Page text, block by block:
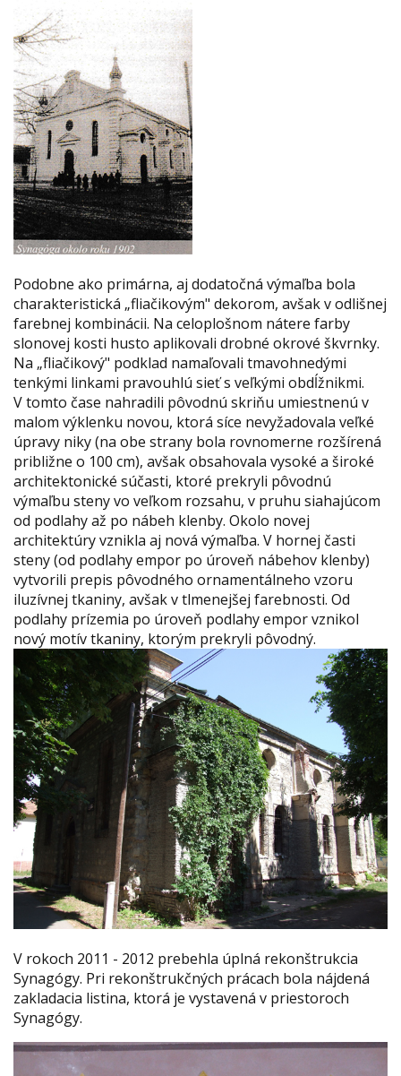
Podobne ako primárna, aj dodatočná výmaľba bola
charakteristická „fliačikovým" dekorom, avšak v odlišnej
farebnej kombinácii. Na celoplošnom nátere farby
slonovej kosti husto aplikovali drobné okrové škvrnky.
Na „fliačikový" podklad namaľovali tmavohnedými
tenkými linkami pravouhlú sieť s veľkými obdĺžnikmi.
V tomto čase nahradili pôvodnú skriňu umiestnenú v
malom výklenku novou, ktorá síce nevyžadovala veľké
úpravy niky (na obe strany bola rovnomerne rozšírená
približne o 100 cm), avšak obsahovala vysoké a široké
architektonické súčasti, ktoré prekryli pôvodnú
výmaľbu steny vo veľkom rozsahu, v pruhu siahajúcom
od podlahy až po nábeh klenby. Okolo novej
architektúry vznikla aj nová výmaľba. V hornej časti
steny (od podlahy empor po úroveň nábehov klenby)
vytvorili prepis pôvodného ornamentálneho vzoru
iluzívnej tkaniny, avšak v tlmenejšej farebnosti. Od
podlahy prízemia po úroveň podlahy empor vznikol
nový motív tkaniny, ktorým prekryli pôvodný.
V rokoch 2011 - 2012 prebehla úplná rekonštrukcia
Synagógy. Pri rekonštrukčných prácach bola nájdená
zakladacia listina, ktorá je vystavená v priestoroch
Synagógy.